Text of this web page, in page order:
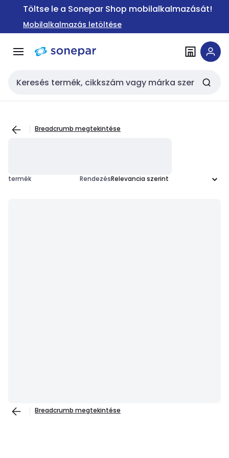
Ugrás a
Ugrás a
tartalomra
Töltse le a Sonepar Shop mobilalkalmazását!
Mobilalkalmazás letöltése
Keresési bemenet
Breadcrumb megtekintése
termék Rendezés
Breadcrumb megtekintése